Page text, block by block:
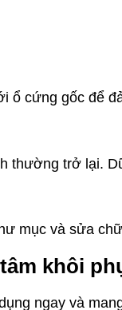
ổ cứng gốc để
thường trở lại.
mục và sửa
khôi
ngay và